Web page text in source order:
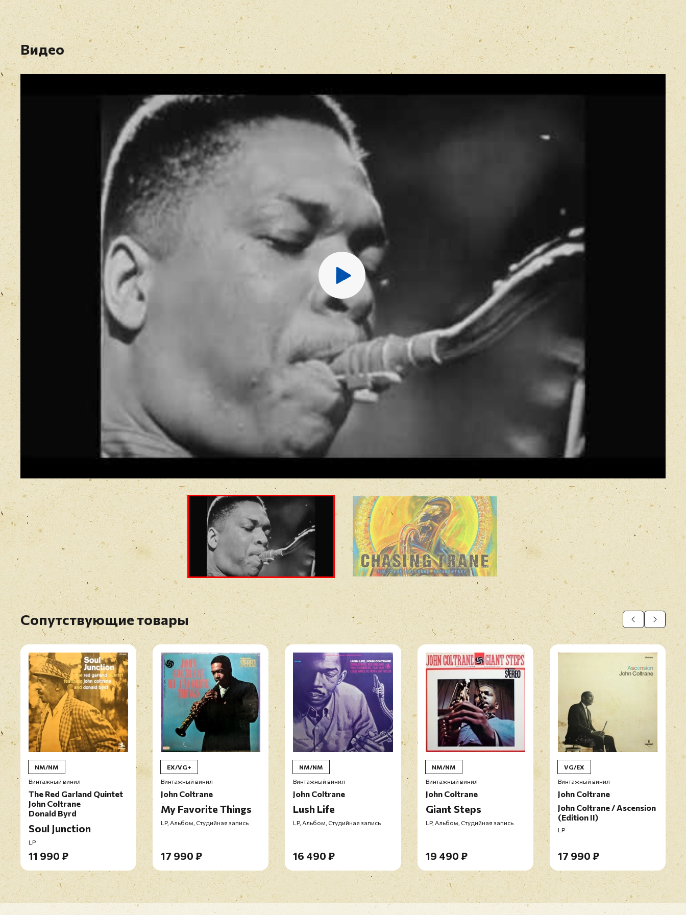
Имя E-mail *
Отзыв *
Перед публикацией отзывы проходят модерацию
Видео
Сопутствующие товары
NM/NM
Винтажный винил
The Red Garland Quintet
John Coltrane
Donald Byrd
Soul Junction
LP
11 990 ₽
EX/VG+
Винтажный винил
John Coltrane
My Favorite Things
LP, Альбом, Студийная запись
17 990 ₽
NM/NM
Винтажный винил
John Coltrane
Lush Life
LP, Альбом, Студийная запись
16 490 ₽
NM/NM
Винтажный винил
John Coltrane
Giant Steps
LP, Альбом, Студийная запись
19 490 ₽
VG/EX
Винтажный винил
John Coltrane
John Coltrane / Ascension
(Edition II)
LP
17 990 ₽